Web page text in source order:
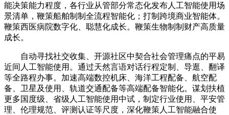
能决策能力程度，各行业从管部分常态化发布人工智能使用场
景清单，鞭策船舶制制全流程智能化；打制跨境商业智能体。
鞭策西医病院数字化、聪慧化成长。鞭策生物制制财产高质量
成长。
自动寻找社交收集、开源社区中契合社会管理痛点的平易
近间人工智能使用。通过天然言语对话行程定制、导逛、翻译
等全路程办事。加速高端数控机床、海洋工程配备、航空配
备、卫星及使用、轨道交通配备等高端配备智能化。谋划扶植
更多国度级、省级人工智能使用中试，制定行业使用、平安管
理、伦理规范、评测认证等尺度，深化鞭策人工智能融合使